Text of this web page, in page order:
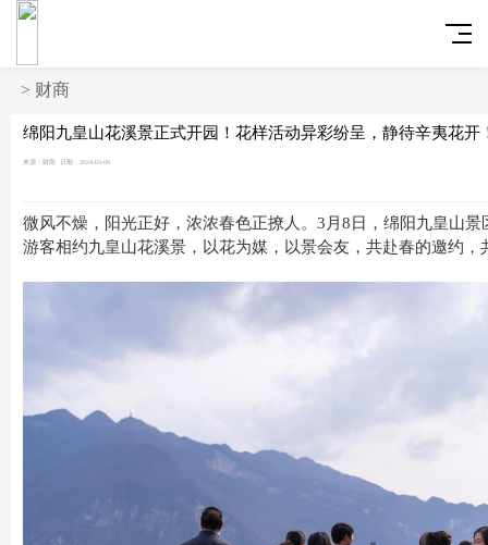
> 财商
绵阳九皇山花溪景正式开园！花样活动异彩纷呈，静待辛夷花开
来源：财商 日期：2024-03-08
微风不燥，阳光正好，浓浓春色正撩人。3月8日，绵阳九皇山
游客相约九皇山花溪景，以花为媒，以景会友，共赴春的邀约，